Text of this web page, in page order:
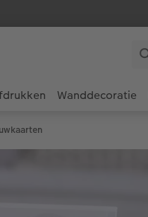
Wanddecoratie